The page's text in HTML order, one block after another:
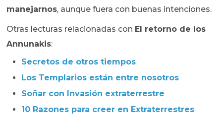
manejarnos, aunque fuera con buenas intenciones.
Otras lecturas relacionadas con El retorno de los
Annunakis:
Secretos de otros tiempos
Los Templarios están entre nosotros
Soñar con Invasión extraterrestre
10 Razones para creer en Extraterrestres